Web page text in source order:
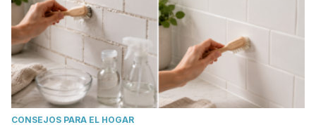
https://eprints.ucm.es/17675/1/
Valadez RS, Fernández SME. Terapia breve cognitivo-
conductual y centrada en soluciones en un caso de duelo
por ruptura amorosa en un paciente homosexual. Revista
Electrónica de Psicología Iztacala. 2018;21(2):723-752.
Disponible en: https://www.medigraphic.com/cgi-
CONSEJOS PARA EL HOGAR